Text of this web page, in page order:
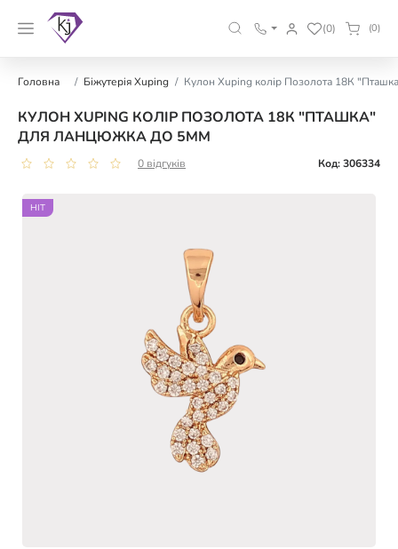
(0) (0)
Головна Біжутерія Xuping Кулон Xuping колір Позолота 18К
КУЛОН XUPING КОЛІР ПОЗОЛОТА 18К "ПТАШКА"
ДЛЯ ЛАНЦЮЖКА ДО 5ММ
0 відгуків Код: 306334
HIT
HIT